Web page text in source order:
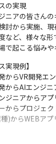
の実現
ニアの皆さん
討から実施、
など、様々な
で起こる悩み
実現例】
からVR開発エ
からAIエンジ
ジニアからア
からプロジェ
種)からWEBア